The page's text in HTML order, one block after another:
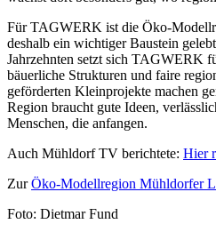
Für TAGWERK ist die Öko-
deshalb ein wichtiger Baustein
Jahrzehnten setzt sich TAGWERK
bäuerliche Strukturen und faire
geförderten Kleinprojekte machen
Region braucht gute Ideen,
Menschen, die anfangen.
Auch Mühldorf TV berichtete: Hier
ZurÖko-Modellregion Mühldorfer
Foto: Dietmar Fund